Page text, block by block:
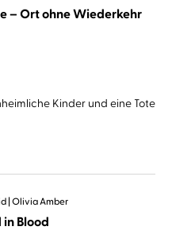
– Ort ohne Wiederkehr
Kinder und eine Tote
Olivia Amber
in Blood